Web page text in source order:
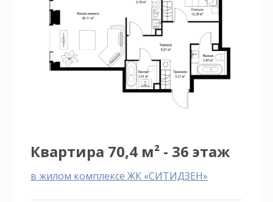
Квартира 70,4 м² - 36 этаж
в жилом комплексе ЖК «СИТИДЗЕН»